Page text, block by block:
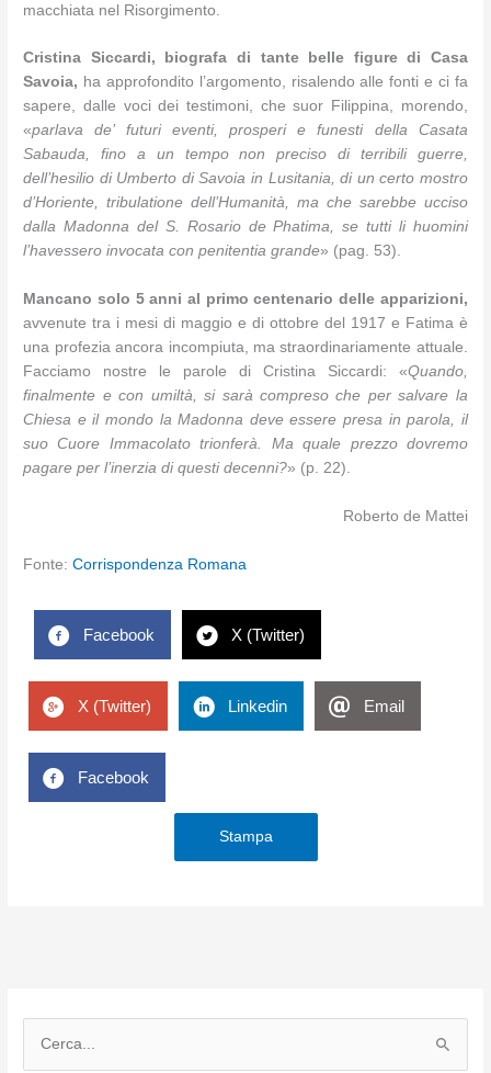
macchiata nel Risorgimento.
Cristina Siccardi, biografa di tante belle figure di Casa
Savoia, ha approfondito l’argomento, risalendo alle fonti e ci fa
sapere, dalle voci dei testimoni, che suor Filippina, morendo,
«parlava de’ futuri eventi, prosperi e funesti della Casata
Sabauda, fino a un tempo non preciso di terribili guerre,
dell’hesilio di Umberto di Savoia in Lusitania, di un certo mostro
d’Horiente, tribulatione dell’Humanità, ma che sarebbe ucciso
dalla Madonna del S. Rosario de Phatima, se tutti li huomini
l’havessero invocata con penitentia grande» (pag. 53).
Mancano solo 5 anni al primo centenario delle apparizioni,
avvenute tra i mesi di maggio e di ottobre del 1917 e Fatima è
una profezia ancora incompiuta, ma straordinariamente attuale.
Facciamo nostre le parole di Cristina Siccardi: «Quando,
finalmente e con umiltà, si sarà compreso che per salvare la
Chiesa e il mondo la Madonna deve essere presa in parola, il
suo Cuore Immacolato trionferà. Ma quale prezzo dovremo
pagare per l’inerzia di questi decenni?» (p. 22).
Roberto de Mattei
Fonte:Corrispondenza Romana
Facebook X (Twitter)
X (Twitter) Linkedin Email
Facebook
Stampa